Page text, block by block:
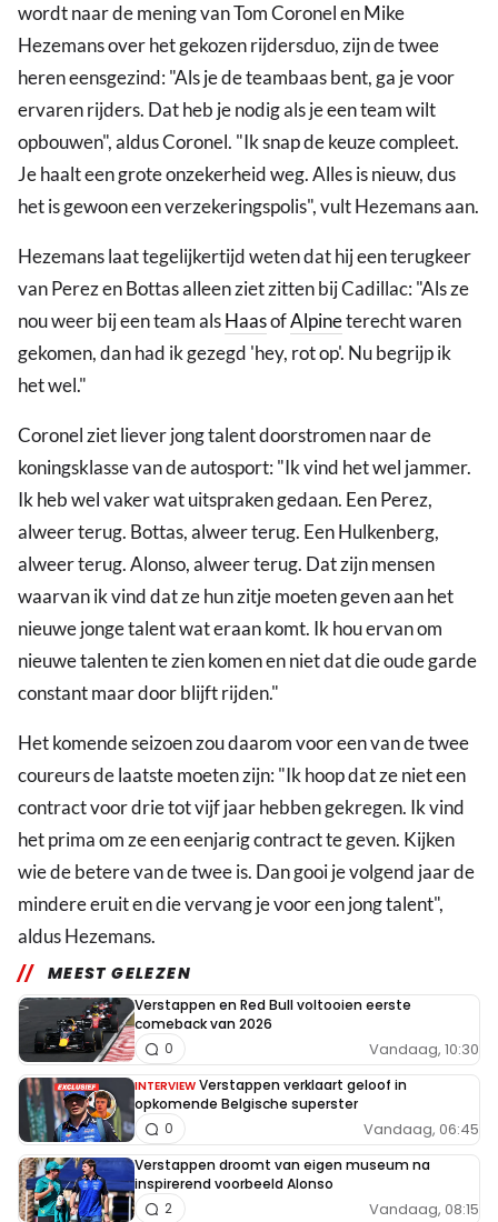
wordt naar de mening van Tom Coronel en Mike
Hezemans over het gekozen rijdersduo, zijn de twee
heren eensgezind: "Als je de teambaas bent, ga je voor
ervaren rijders. Dat heb je nodig als je een team wilt
opbouwen", aldus Coronel. "Ik snap de keuze compleet.
Je haalt een grote onzekerheid weg. Alles is nieuw, dus
het is gewoon een verzekeringspolis", vult Hezemans aan.
Hezemans laat tegelijkertijd weten dat hij een terugkeer
van Perez en Bottas alleen ziet zitten bij Cadillac: "Als ze
nou weer bij een team alsHaasofAlpineterecht waren
gekomen, dan had ik gezegd 'hey, rot op'. Nu begrijp ik
het wel."
Coronel ziet liever jong talent doorstromen naar de
koningsklasse van de autosport: "Ik vind het wel jammer.
Ik heb wel vaker wat uitspraken gedaan. Een Perez,
alweer terug. Bottas, alweer terug. Een Hulkenberg,
alweer terug. Alonso, alweer terug. Dat zijn mensen
waarvan ik vind dat ze hun zitje moeten geven aan het
nieuwe jonge talent wat eraan komt. Ik hou ervan om
nieuwe talenten te zien komen en niet dat die oude garde
constant maar door blijft rijden."
Het komende seizoen zou daarom voor een van de twee
coureurs de laatste moeten zijn: "Ik hoop dat ze niet een
contract voor drie tot vijf jaar hebben gekregen. Ik vind
het prima om ze een eenjarig contract te geven. Kijken
wie de betere van de twee is. Dan gooi je volgend jaar de
mindere eruit en die vervang je voor een jong talent",
aldus Hezemans.
MEEST GELEZEN
Verstappen en Red Bull voltooien eerste
comeback van 2026
Vandaag, 10:30
0
INTERVIEW Verstappen verklaart geloof in
opkomende Belgische superster
Vandaag, 06:45
0
Verstappen droomt van eigen museum na
inspirerend voorbeeld Alonso
Vandaag, 08:15
2